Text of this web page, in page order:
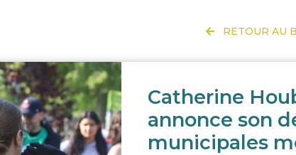
RETOUR AU
Catherine
annonce son
municipales